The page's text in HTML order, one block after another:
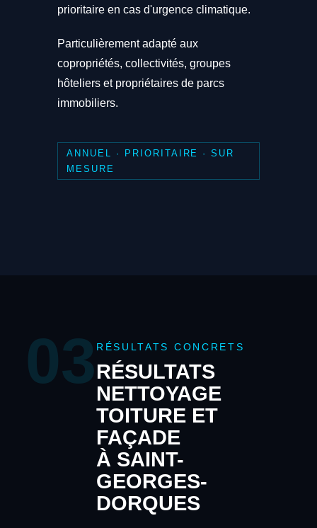
prioritaire en cas d'urgence climatique.
Particulièrement adapté aux
copropriétés, collectivités, groupes
hôteliers et propriétaires de parcs
immobiliers.
ANNUEL · PRIORITAIRE · SUR
MESURE
03 RÉSULTATS CONCRETS
RÉSULTATS
NETTOYAGE
TOITURE ET
FAÇADE
À SAINT-
GEORGES-
DORQUES